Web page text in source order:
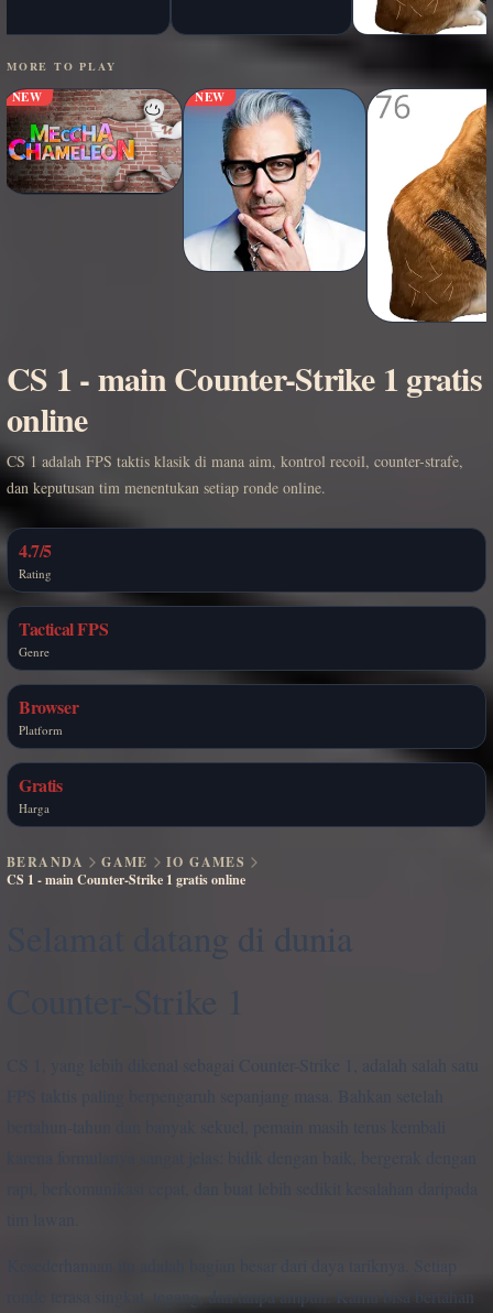
MORE TO PLAY
NEW NEW
CS 1 - main Counter-Strike 1 gratis
online
CS 1 adalah FPS taktis klasik di mana aim, kontrol recoil, counter-strafe,
dan keputusan tim menentukan setiap ronde online.
4.7/5
Rating
Tactical FPS
Genre
Browser
Platform
Gratis
Harga
BERANDA GAME
IO GAMES
CS 1 - main Counter-Strike 1 gratis online
Selamat datang di dunia
Counter-Strike 1
CS 1, yang lebih dikenal sebagai Counter-Strike 1, adalah salah satu
FPS taktis paling berpengaruh sepanjang masa. Bahkan setelah
ronde terasa singkat, tegang, dan tanpa ampun. Kamu bisa bertahan